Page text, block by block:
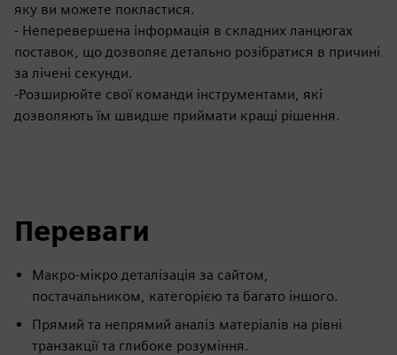
яку ви можете покластися.
- Неперевершена інформація в складних ланцюгах
поставок, що дозволяє детально розібратися в причині
за лічені секунди.
-Розширюйте свої команди інструментами, які
дозволяють їм швидше приймати кращі рішення.
Переваги
Макро-мікро деталізація за сайтом,
постачальником, категорією та багато іншого.
Прямий та непрямий аналіз матеріалів на рівні
транзакції та глибоке розуміння.